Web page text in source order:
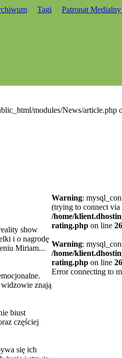
Tagi
Patronat
modules/News/article.php
show
i o nagrodę
Miriam...
znają
biust
częściej
się ich
Warning:
(trying to connect
/home/
rating.php on line 26
Warning:
/home/
rating.php on line 26
Error connecting to